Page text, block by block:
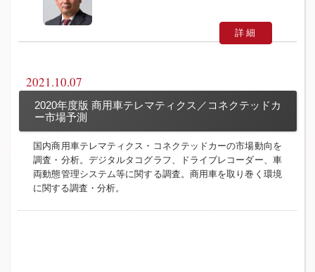
詳細
2021.10.07
2020年度版 商用車テレマティクス／コネクテッドカ
ー市場予測
国内商用車テレマティクス・コネクテッドカーの市場動向を
調査・分析。デジタルタコグラフ、ドライブレコーダー、車
両動態管理システム等に関する調査。商用車を取り巻く環境
に関する調査・分析。